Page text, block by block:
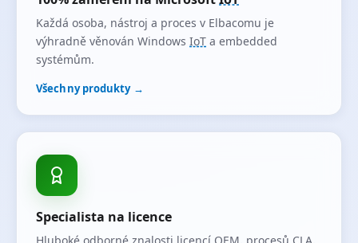
Každá osoba, nástroj a proces v Elbacomu je
výhradně věnován Windows IoT a embedded
systémům.
Všechny produkty →
Specialista na licence